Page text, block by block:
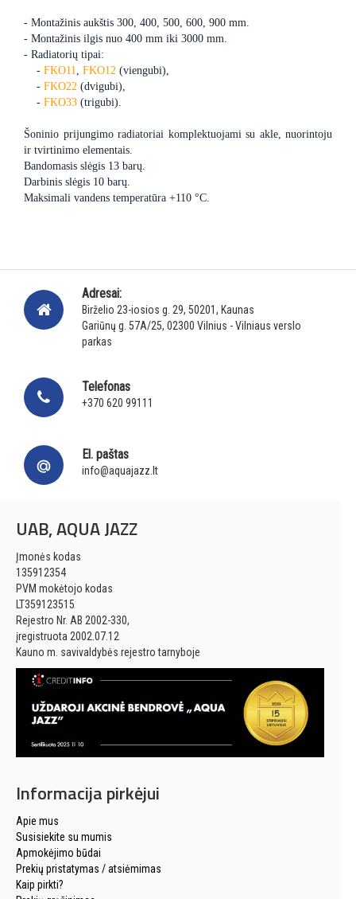
- Montažinis aukštis 300, 400, 500, 600, 900 mm.
- Montažinis ilgis nuo 400 mm iki 3000 mm.
- Radiatorių tipai:
- FKO11, FKO12 (viengubi),
- FKO22 (dvigubi),
- FKO33 (trigubi).
Šoninio prijungimo radiatoriai komplektuojami su akle, nuorintoju
ir tvirtinimo elementais.
Bandomasis slėgis 13 barų.
Darbinis slėgis 10 barų.
Maksimali vandens temperatūra +110 °C.
Adresai:
Birželio 23-iosios g. 29, 50201, Kaunas
Gariūnų g. 57A/25, 02300 Vilnius - Vilniaus verslo
parkas
Telefonas
+370 620 99111
El. paštas
info@aquajazz.lt
UAB, AQUA JAZZ
Įmonės kodas
135912354
PVM mokėtojo kodas
LT359123515
Rejestro Nr. AB 2002-330,
įregistruota 2002.07.12
Kauno m. savivaldybės rejestro tarnyboje
Informacija pirkėjui
Apie mus
Susisiekite su mumis
Apmokėjimo būdai
Prekių pristatymas / atsiėmimas
Kaip pirkti?